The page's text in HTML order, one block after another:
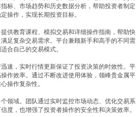
标、市场趋势和历史数据分析，帮助投资者制定
操作，实现长期投资目标。
供教育课程、模拟交易和详细操作指南，帮助快
足复杂交易需求。平台兼顾新手和高手的不同需
合自己的交易模式。
速，实时行情更新保证了投资决策的时效性。平
作效率。通过不断改进使用体验，领峰贵金属平
操作复杂性。
领域。团队通过实时监控市场动态、优化交易系
度，也增强了投资者操作的安全性和决策效率。